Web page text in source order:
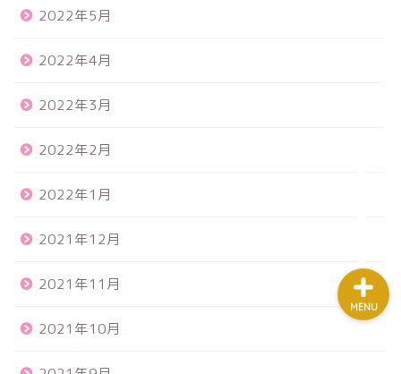
2022年5月
2022年4月
2022年3月
2022年2月
2022年1月
2021年12月
2021年11月
2021年10月
MENU